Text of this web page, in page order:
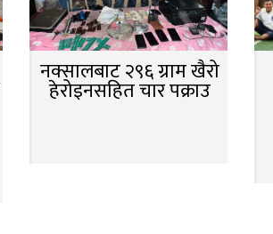
नक्सालबाट २९६ ग्राम खैरो
हेरोइनसहित चार पक्राउ